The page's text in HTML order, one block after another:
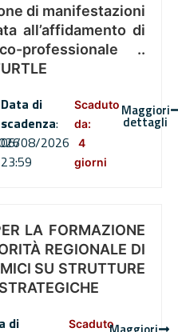
di manifestazioni
all’affidamento di
professionale ..
Data di
scadenza:
06/08/2026
23:59
Scaduto
da:
4
giorni
Maggiori
dettagli
LA FORMAZIONE
REGIONALE DI
SU STRUTTURE
di Scaduto